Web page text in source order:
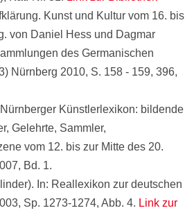
Kunst und Kultur vom 16. bis
von Daniel Hess und Dagmar
des Germanischen
Nürnberg 2010, S. 158 - 159, 396,
Künstlerlexikon: bildende
Gelehrte, Sammler,
vom 12. bis zur Mitte des 20.
Bd. 1.
In: Reallexikon zur deutschen
Sp. 1273-1274, Abb. 4. Link zur